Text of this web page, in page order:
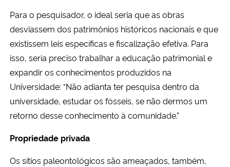
Para o pesquisador, o ideal seria que as obras
desviassem dos patrimônios históricos nacionais e que
existissem leis específicas e fiscalização efetiva. Para
isso, seria preciso trabalhar a educação patrimonial e
expandir os conhecimentos produzidos na
Universidade: “Não adianta ter pesquisa dentro da
universidade, estudar os fósseis, se não dermos um
retorno desse conhecimento à comunidade.”
Propriedade privada
Os sítios paleontológicos são ameaçados, também,